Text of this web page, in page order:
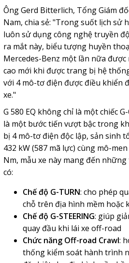
Ông Gerd Bitterlich, Tổng Giám
Nam, chia sẻ: "Trong suốt lịch sử
luôn sử dụng công nghệ truyền
ra mắt này, biểu tượng huyền
Mercedes-Benz một lần nữa
cao mới khi được trang bị hệ
với 4 mô-tơ điện được điều khiển
xe."
G 580 EQ không chỉ là một chiếc
là một bước tiến vượt bậc trong
bị 4 mô-tơ điện độc lập, sản sinh
432 kW (587 mã lực) cùng mô-
Nm, mẫu xe này mang đến
có:
Chế độ G-TURN: cho phép
chỗ trên địa hình mềm hoặc
Chế độ G-STEERING: giúp
quay đầu khi lái xe off-road
Chức năng Off-road Crawl:
thống kiểm soát hành trình